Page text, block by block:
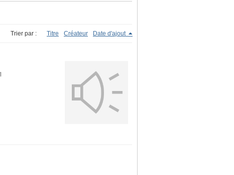
Trier par : Titre Créateur Date d'ajout